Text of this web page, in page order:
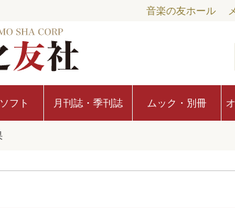
音楽の友ホール
フト 月刊誌・季刊誌 ムック・別冊